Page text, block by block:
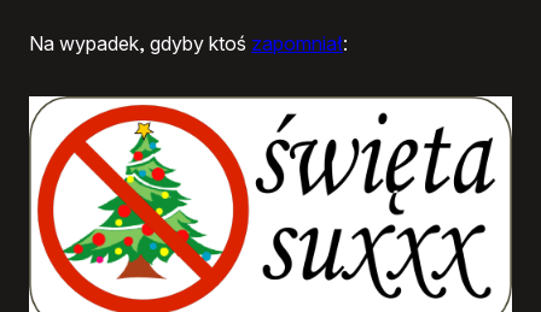
Na wypadek, gdyby ktoś zapomniał: